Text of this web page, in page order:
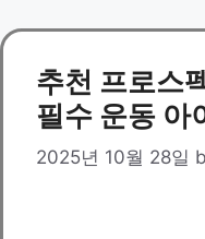
추천 프로스
필수 운동 아
2025년 10월 28일